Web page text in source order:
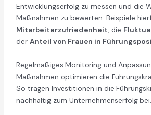
Entwicklungserfolg zu messen und die
Maßnahmen zu bewerten. Beispiele
Mitarbeiterzufriedenheit, die
der Anteil von Frauen in
Regelmäßiges Monitoring und
Maßnahmen optimieren die
So tragen Investitionen in die
nachhaltig zum Unternehmenserfolg bei.